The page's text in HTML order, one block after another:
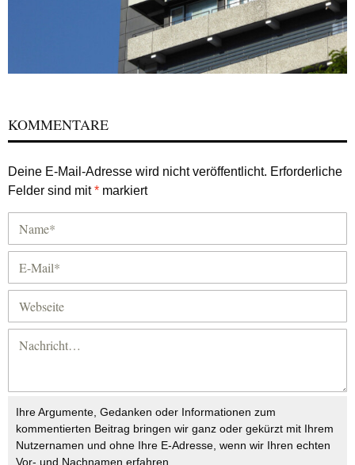
KOMMENTARE
Deine E-Mail-Adresse wird nicht veröffentlicht. Erforderliche
Felder sind mit* markiert
Ihre Argumente, Gedanken oder Informationen zum
kommentierten Beitrag bringen wir ganz oder gekürzt mit Ihrem
Nutzernamen und ohne Ihre E-Adresse, wenn wir Ihren echten
Vor- und Nachnamen erfahren.